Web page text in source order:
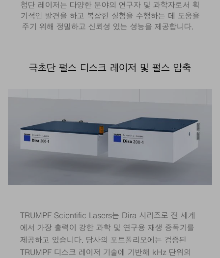
첨단 레이저는 다양한 분야의 연구자 및 과학자로서 획
기적인 발견을 하고 복잡한 실험을 수행하는 데 도움을
주기 위해 정밀하고 신뢰성 있는 성능을 제공합니다.
극초단 펄스 디스크 레이저 및 펄스 압축
TRUMPF Scientific Lasers는 Dira 시리즈로 전 세계
에서 가장 출력이 강한 과학 및 연구용 재생 증폭기를
제공하고 있습니다. 당사의 포트폴리오에는 검증된
TRUMPF 디스크 레이저 기술에 기반해 kHz 단위의